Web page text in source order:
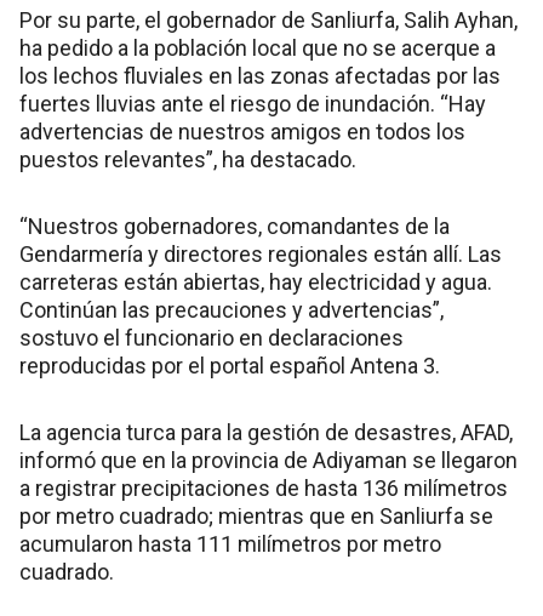
Por su parte, el gobernador de Sanliurfa, Salih Ayhan,
ha pedido a la población local que no se acerque a
los lechos fluviales en las zonas afectadas por las
fuertes lluvias ante el riesgo de inundación. “Hay
advertencias de nuestros amigos en todos los
puestos relevantes”, ha destacado.
“Nuestros gobernadores, comandantes de la
Gendarmería y directores regionales están allí. Las
carreteras están abiertas, hay electricidad y agua.
Continúan las precauciones y advertencias”,
sostuvo el funcionario en declaraciones
reproducidas por el portal español Antena 3.
La agencia turca para la gestión de desastres, AFAD,
informó que en la provincia de Adiyaman se llegaron
a registrar precipitaciones de hasta 136 milímetros
por metro cuadrado; mientras que en Sanliurfa se
acumularon hasta 111 milímetros por metro
cuadrado.